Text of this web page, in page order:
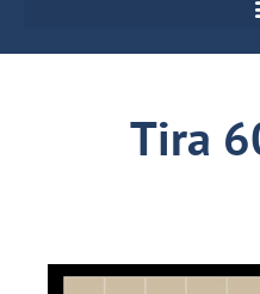
Tira